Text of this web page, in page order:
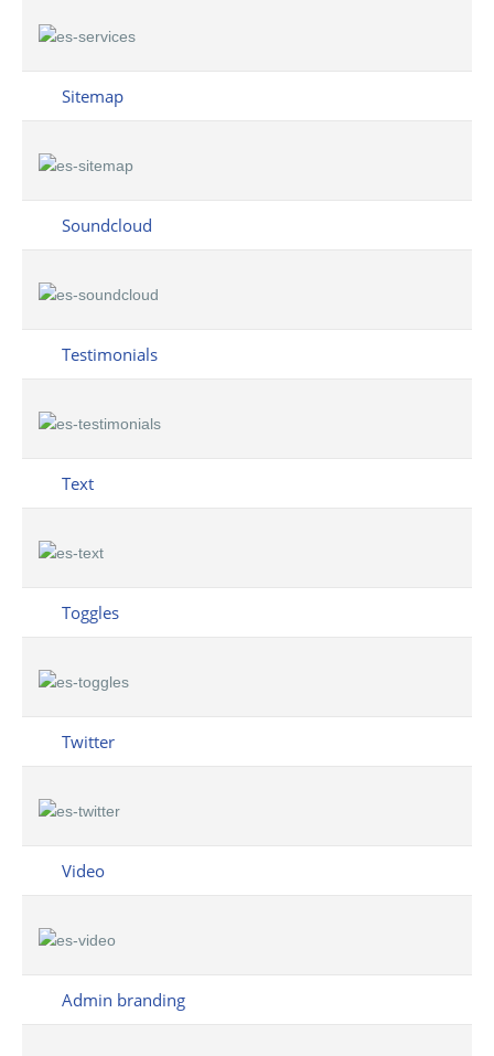
Sitemap
Soundcloud
Testimonials
Text
Toggles
Twitter
Video
Admin branding